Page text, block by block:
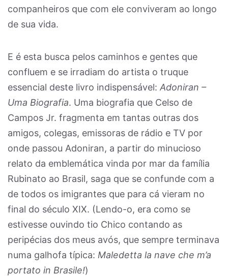
companheiros que com ele conviveram ao longo
de sua vida.
E é esta busca pelos caminhos e gentes que
confluem e se irradiam do artista o truque
essencial deste livro indispensável: Adoniran –
Uma Biografia. Uma biografia que Celso de
Campos Jr. fragmenta em tantas outras dos
amigos, colegas, emissoras de rádio e TV por
onde passou Adoniran, a partir do minucioso
relato da emblemática vinda por mar da família
Rubinato ao Brasil, saga que se confunde com a
de todos os imigrantes que para cá vieram no
final do século XIX. (Lendo-o, era como se
estivesse ouvindo tio Chico contando as
peripécias dos meus avós, que sempre terminava
numa galhofa típica: Maledetta la nave che m’a
portato in Brasile!)